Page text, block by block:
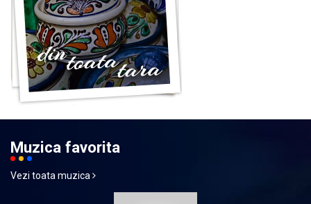
Muzica favorita
Vezi toata muzica